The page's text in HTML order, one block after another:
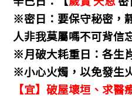
b
o
o
k
※密日：要保守秘密，
人非我莫屬嗎不可背信
※月破大耗重日：各生
※小心火燭，以免發生
【宜】破屋壞垣、求醫